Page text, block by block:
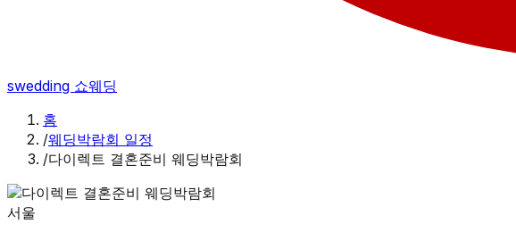
swedding 쇼웨딩
홈
/웨딩박람회 일정
/다이렉트 결혼준비 웨딩박람회
서울